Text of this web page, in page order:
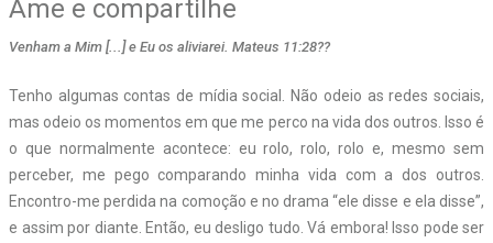
Ame e compartilhe
Venham a Mim [...] e Eu os aliviarei. Mateus 11:28??
Tenho algumas contas de mídia social. Não odeio as redes sociais,
mas odeio os momentos em que me perco na vida dos outros. Isso é
o que normalmente acontece: eu rolo, rolo, rolo e, mesmo sem
perceber, me pego comparando minha vida com a dos outros.
Encontro-me perdida na comoção e no drama “ele disse e ela disse”,
e assim por diante. Então, eu desligo tudo. Vá embora! Isso pode ser